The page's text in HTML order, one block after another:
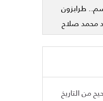
طرابزون
محمد صلاح
من التاريخ